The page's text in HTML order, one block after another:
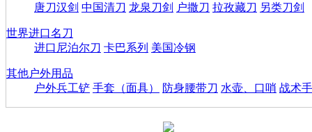
唐刀汉剑 中国清刀 龙泉刀剑 户撒刀 拉孜藏刀 另类刀剑
世界进口名刀
进口尼泊尔刀 卡巴系列 美国冷钢
其他户外用品
户外兵工铲 手套（面具） 防身腰带刀 水壶、口哨 战术